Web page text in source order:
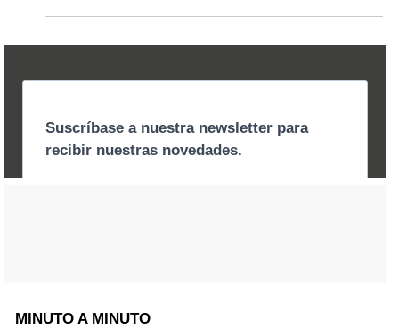
MINUTO A MINUTO